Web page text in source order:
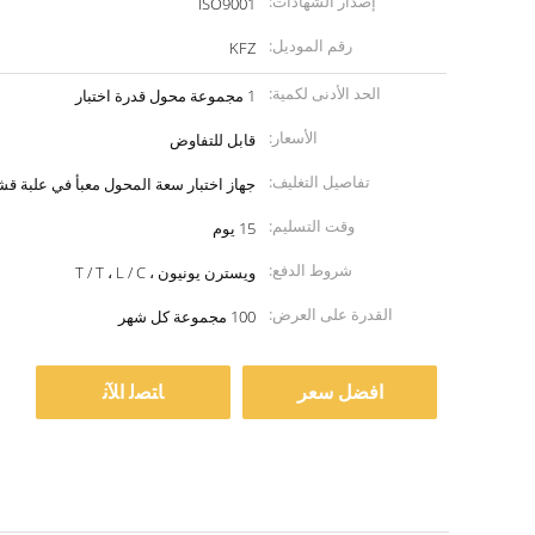
رقم الموديل:
KFZ
الحد الأدنى لكمية:
1 مجموعة محول قدرة اختبار
الأسعار:
قابل للتفاوض
تفاصيل التغليف:
جهاز اختبار سعة المحول معبأ في علبة
وقت التسليم:
15 يوم
شروط الدفع:
ويسترن يونيون ، T / T ، L / C
القدرة على العرض:
100 مجموعة كل شهر
افضل سعر ﺎﺘﺼﻟ ﺍﻶﻧ